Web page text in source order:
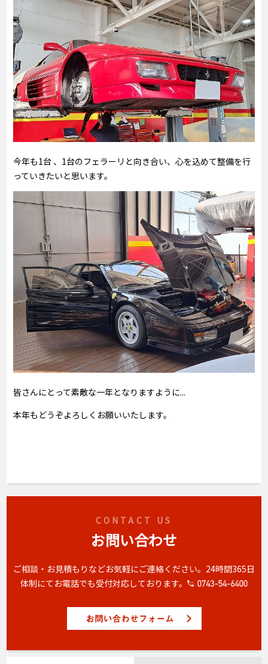
今年も1台 、1台のフェラーリと向き合い、心を込めて整備を行
っていきたいと思います。
皆さんにとって素敵な一年となりますように...
本年もどうぞよろしくお願いいたします。
CONTACT US
お問い合わせ
ご相談・お見積もりなどお気軽にご連絡ください。 24時間365日
体制にてお電話でも受付対応しております。